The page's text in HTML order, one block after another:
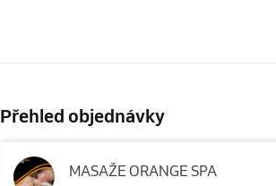
Přehled objednávky
MASAŽE ORANGE SPA